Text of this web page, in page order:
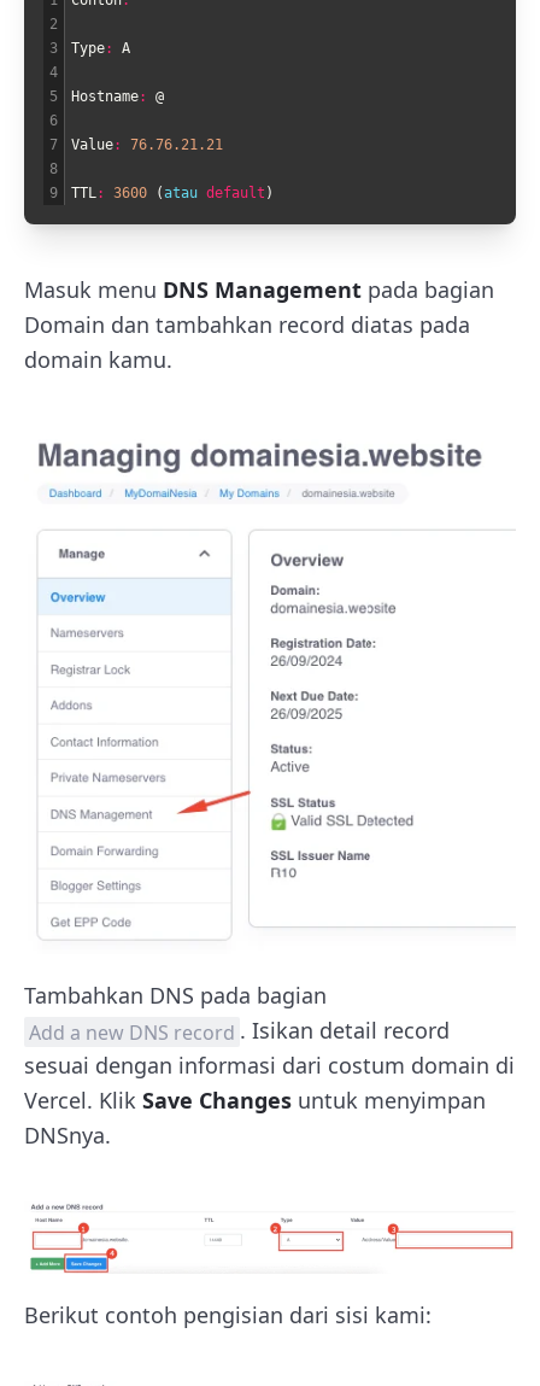
2
3
4
5
6
7
8
9
Type: A
Hostname: @
Value: 76.76.21.21
TTL : 3600 (atau default )
Masuk menu DNS Management pada bagian
Domain dan tambahkan record diatas pada
domain kamu.
Tambahkan DNS pada bagian
Add a new DNS record . Isikan detail record
sesuai dengan informasi dari costum domain di
Vercel. Klik Save Changes untuk menyimpan
DNSnya.
Berikut contoh pengisian dari sisi kami: